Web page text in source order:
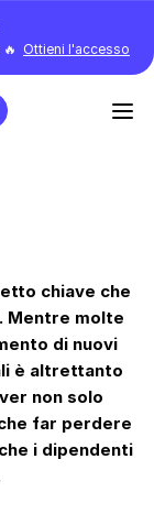
Ottieni l'accesso
chiave che
Mentre molte
di nuovi
è altrettanto
non solo
far perdere
i dipendenti